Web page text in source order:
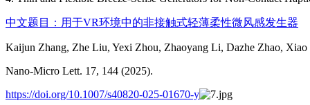
中文题目：用于VR环境中的非接触式轻薄柔性微风感发生器
Kaijun Zhang, Zhe Liu, Yexi Zhou, Zhaoyang Li, Dazhe Zhao,
Nano-Micro Lett. 17, 144 (2025).
https://doi.org/10.1007/s40820-025-01670-y